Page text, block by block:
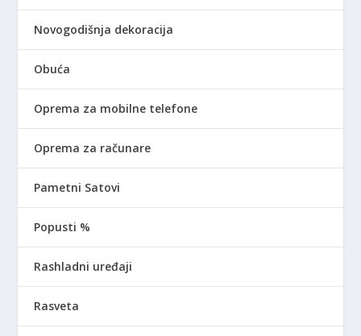
Novogodišnja dekoracija
Obuća
Oprema za mobilne telefone
Oprema za računare
Pametni Satovi
Popusti %
Rashladni uređaji
Rasveta